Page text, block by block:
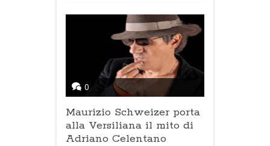
0
Maurizio Schweizer porta
alla Versiliana il mito di
Adriano Celentano